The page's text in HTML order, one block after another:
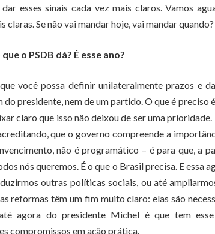
esses sinais cada vez mais claros. Vamos
claras. Se não vai mandar hoje, vai mandar quando?
o PSDB dá? É esse ano?
você possa definir unilateralmente prazos e
do presidente, nem de um partido. O que é
claro que isso não deixou de ser uma
que o governo compreende a
não é programático – é para que, a
nós queremos. É o que o Brasil precisa. E essa
outras políticas sociais, ou até
reformas têm um fim muito claro: elas são
agora do presidente Michel é que tem
compromissos em ação prática.